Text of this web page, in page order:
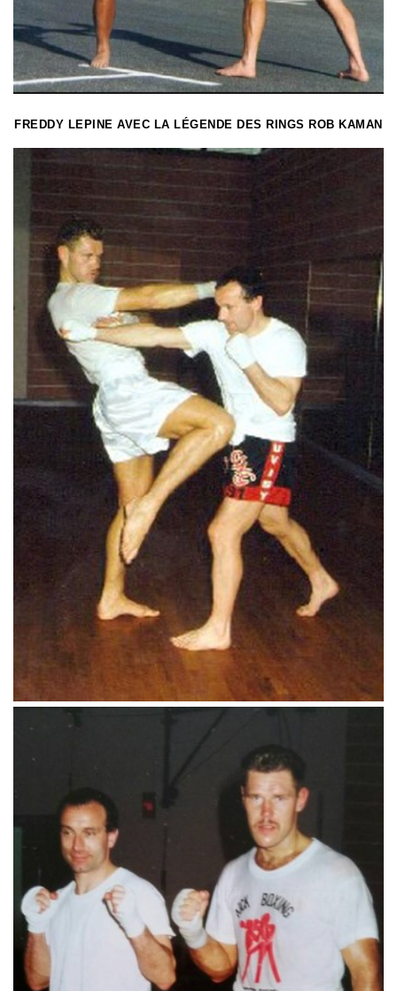
FREDDY LEPINE AVEC LA LÉGENDE DES RINGS ROB KAMAN